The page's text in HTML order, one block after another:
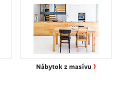
Nábytok z masívu ›